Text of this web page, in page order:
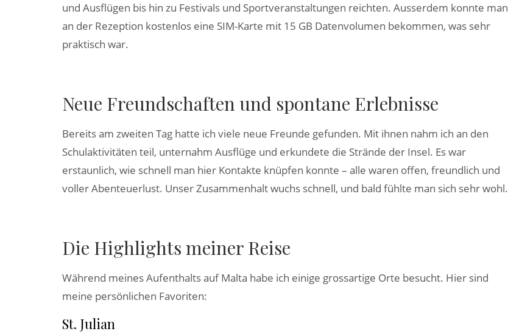
und Ausflügen bis hin zu Festivals und Sportveranstaltungen reichten. Ausserdem konnte man
an der Rezeption kostenlos eine SIM-Karte mit 15 GB Datenvolumen bekommen, was sehr
praktisch war.
Neue Freundschaften und spontane Erlebnisse
Bereits am zweiten Tag hatte ich viele neue Freunde gefunden. Mit ihnen nahm ich an den
Schulaktivitäten teil, unternahm Ausflüge und erkundete die Strände der Insel. Es war
erstaunlich, wie schnell man hier Kontakte knüpfen konnte – alle waren offen, freundlich und
voller Abenteuerlust. Unser Zusammenhalt wuchs schnell, und bald fühlte man sich sehr wohl.
Die Highlights meiner Reise
Während meines Aufenthalts auf Malta habe ich einige grossartige Orte besucht. Hier sind
meine persönlichen Favoriten:
St. Julian